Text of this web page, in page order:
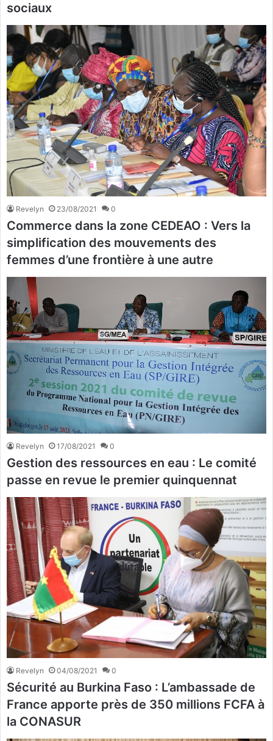
sociaux
Revelyn 23/08/2021 0
Commerce dans la zone CEDEAO : Vers la
simplification des mouvements des
femmes d’une frontière à une autre
Revelyn 17/08/2021 0
Gestion des ressources en eau : Le comité
passe en revue le premier quinquennat
Revelyn 04/08/2021 0
Sécurité au Burkina Faso : L’ambassade de
France apporte près de 350 millions FCFA à
la CONASUR